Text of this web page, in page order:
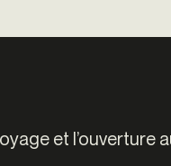
et l’ouverture